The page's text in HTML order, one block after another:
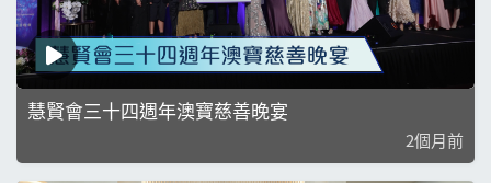
慧賢會三十四週年澳寶慈善晚宴
2個月前